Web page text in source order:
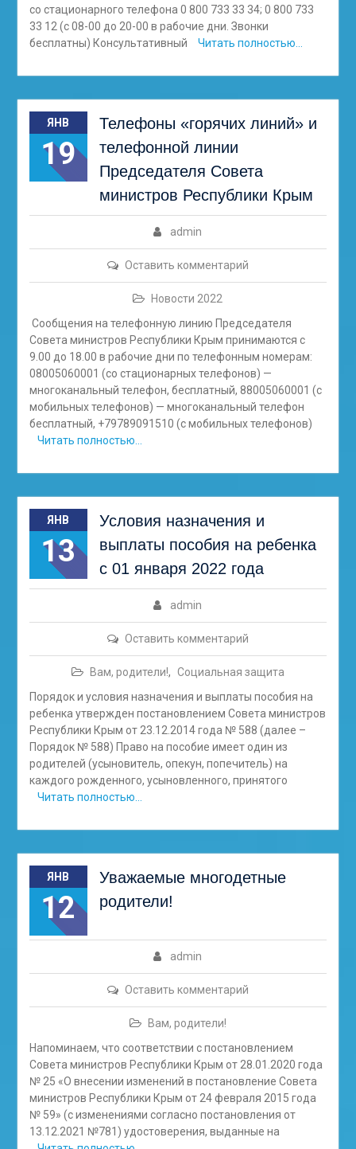
cо стационарного телефона 0 800 733 33 34; 0 800 733
33 12 (с 08-00 до 20-00 в рабочие дни. Звонки
бесплатны) Консультативный
Читать полностью…
ЯНВ
19
Телефоны «горячих линий» и
телефонной линии
Председателя Совета
министров Республики Крым
admin
Оставить комментарий
Новости 2022
Сообщения на телефонную линию Председателя
Совета министров Республики Крым принимаются с
9.00 до 18.00 в рабочие дни по телефонным номерам:
08005060001 (со стационарных телефонов) —
многоканальный телефон, бесплатный, 88005060001 (с
мобильных телефонов) — многоканальный телефон
бесплатный, +79789091510 (с мобильных телефонов)
Читать полностью…
ЯНВ
13
Условия назначения и
выплаты пособия на ребенка
с 01 января 2022 года
admin
Оставить комментарий
Вам, родители!, Социальная защита
Порядок и условия назначения и выплаты пособия на
ребенка утвержден постановлением Совета министров
Республики Крым от 23.12.2014 года № 588 (далее –
Порядок № 588) Право на пособие имеет один из
родителей (усыновитель, опекун, попечитель) на
каждого рожденного, усыновленного, принятого
Читать полностью…
ЯНВ
12
Уважаемые многодетные
родители!
admin
Оставить комментарий
Вам, родители!
Напоминаем, что соответствии с постановлением
Совета министров Республики Крым от 28.01.2020 года
№ 25 «О внесении изменений в постановление Совета
министров Республики Крым от 24 февраля 2015 года
№ 59» (с изменениями согласно постановления от
13.12.2021 №781) удостоверения, выданные на